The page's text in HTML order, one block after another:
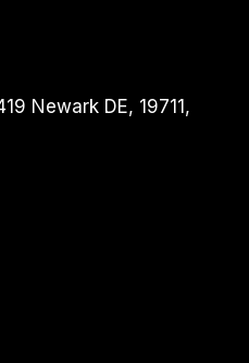
Newark DE, 19711,